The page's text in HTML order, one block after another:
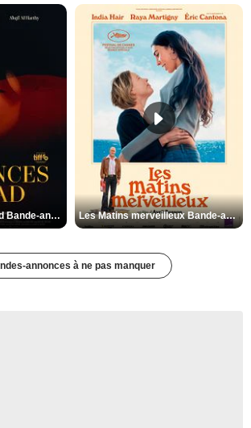
Les Silences de Riyad Bande-annonce VO STFR Les Matins merveilleux Bande-annonce VF
annonces à ne pas manquer